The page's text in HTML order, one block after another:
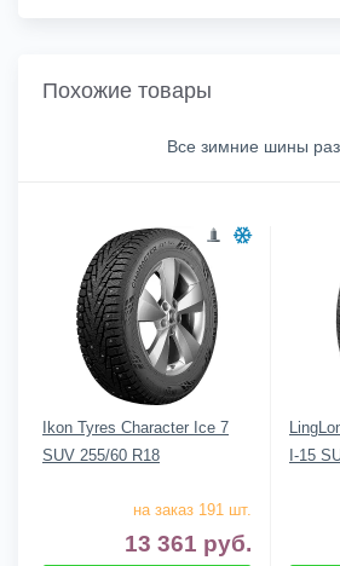
Похожие товары
Все зимние шины
Ikon Tyres Character Ice 7
SUV 255/60 R18
на заказ 191 шт.
13 361 руб.
I-15